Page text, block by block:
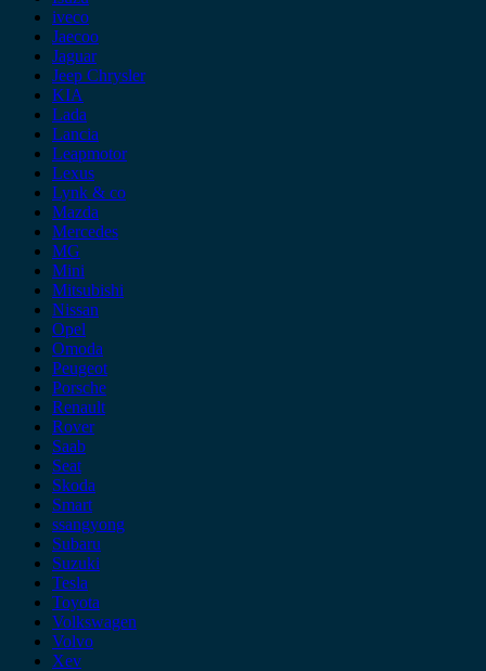
iveco
Jaecoo
Jaguar
Jeep Chrysler
KIA
Lada
Lancia
Leapmotor
Lexus
Lynk & co
Mazda
Mercedes
MG
Mini
Mitsubishi
Nissan
Opel
Omoda
Peugeot
Porsche
Renault
Rover
Saab
Seat
Skoda
Smart
ssangyong
Subaru
Suzuki
Tesla
Toyota
Volkswagen
Volvo
Xev